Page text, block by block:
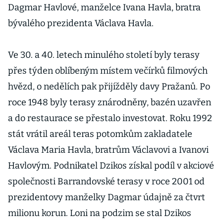
Dagmar Havlové, manželce Ivana Havla, bratra
bývalého prezidenta Václava Havla.
Ve 30. a 40. letech minulého století byly terasy
přes týden oblíbeným místem večírků filmových
hvězd, o nedělích pak přijížděly davy Pražanů. Po
roce 1948 byly terasy znárodněny, bazén uzavřen
a do restaurace se přestalo investovat. Roku 1992
stát vrátil areál teras potomkům zakladatele
Václava Maria Havla, bratrům Václavovi a Ivanovi
Havlovým. Podnikatel Dzikos získal podíl v akciové
společnosti Barrandovské terasy v roce 2001 od
prezidentovy manželky Dagmar údajně za čtvrt
milionu korun. Loni na podzim se stal Dzikos